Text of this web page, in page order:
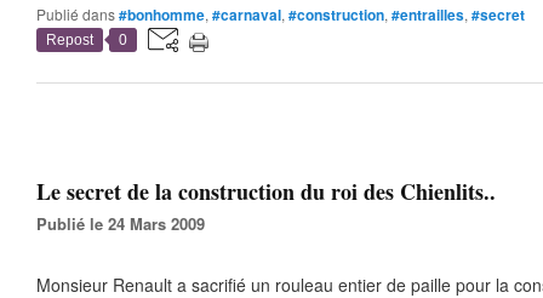
Publié dans#bonhomme, #carnaval, #construction, #entrailles, #secret
Repost 0
Le secret de la construction du roi des Chienlits..
Publié le 24 Mars 2009
Monsieur Renault a sacrifié un rouleau entier de paille pour la